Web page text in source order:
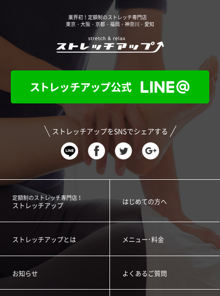
業界初！定額制のストレッチ専門店
東京・大阪・京都・福岡・神奈川・愛知
ストレッチアップをSNSでシェアする
定額制のストレッチ専門店！
ストレッチアップ
はじめての方へ
ストレッチアップとは メニュー･料金
お知らせ よくあるご質問